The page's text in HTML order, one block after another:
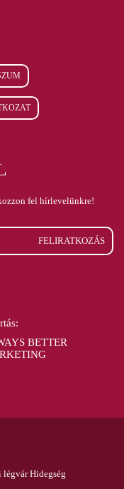
fel hírlevelünkre!
FELIRATKOZÁS
BETTER
Hidegség